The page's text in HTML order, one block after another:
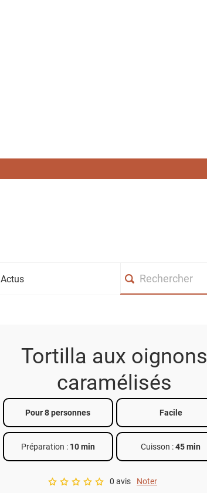
Actus
Tortilla aux oignons
caramélisés
Pour 8 personnes Facile
Préparation : 10 min Cuisson :45 min
A star rating of 0 out of 5.
0 avis Noter